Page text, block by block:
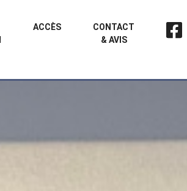
ACCÈS
CONTACT
& AVIS